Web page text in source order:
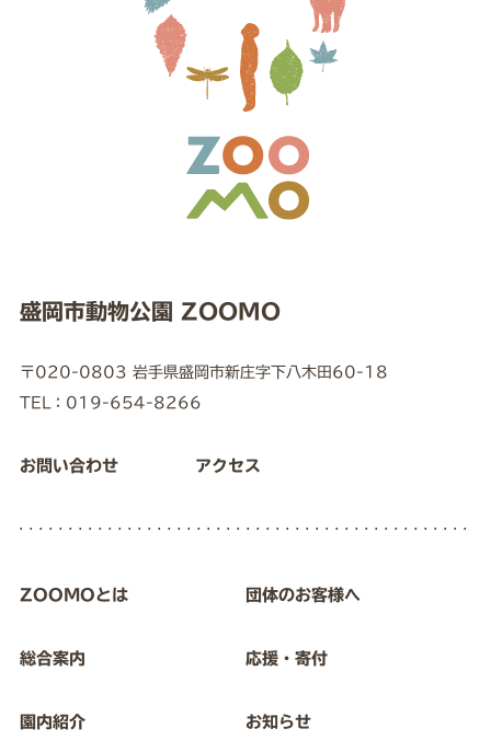
盛岡市動物公園 ZOOMO
〒020-0803 岩手県盛岡市新庄字下八木田60-18
TEL：019-654-8266
お問い合わせ アクセス
ZOOMOとは
総合案内
園内紹介
団体のお客様へ
応援・寄付
お知らせ